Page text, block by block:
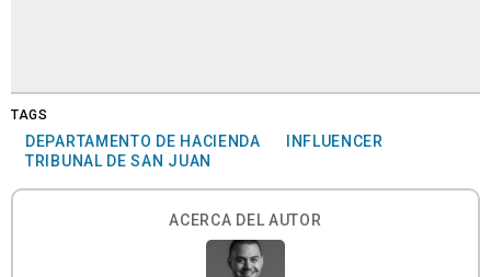
TAGS
DEPARTAMENTO DE HACIENDA
INFLUENCER
TRIBUNAL DE SAN JUAN
ACERCA DEL AUTOR